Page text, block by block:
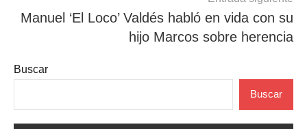
Manuel ‘El Loco’ Valdés habló en vida con su
hijo Marcos sobre herencia
Buscar
Buscar